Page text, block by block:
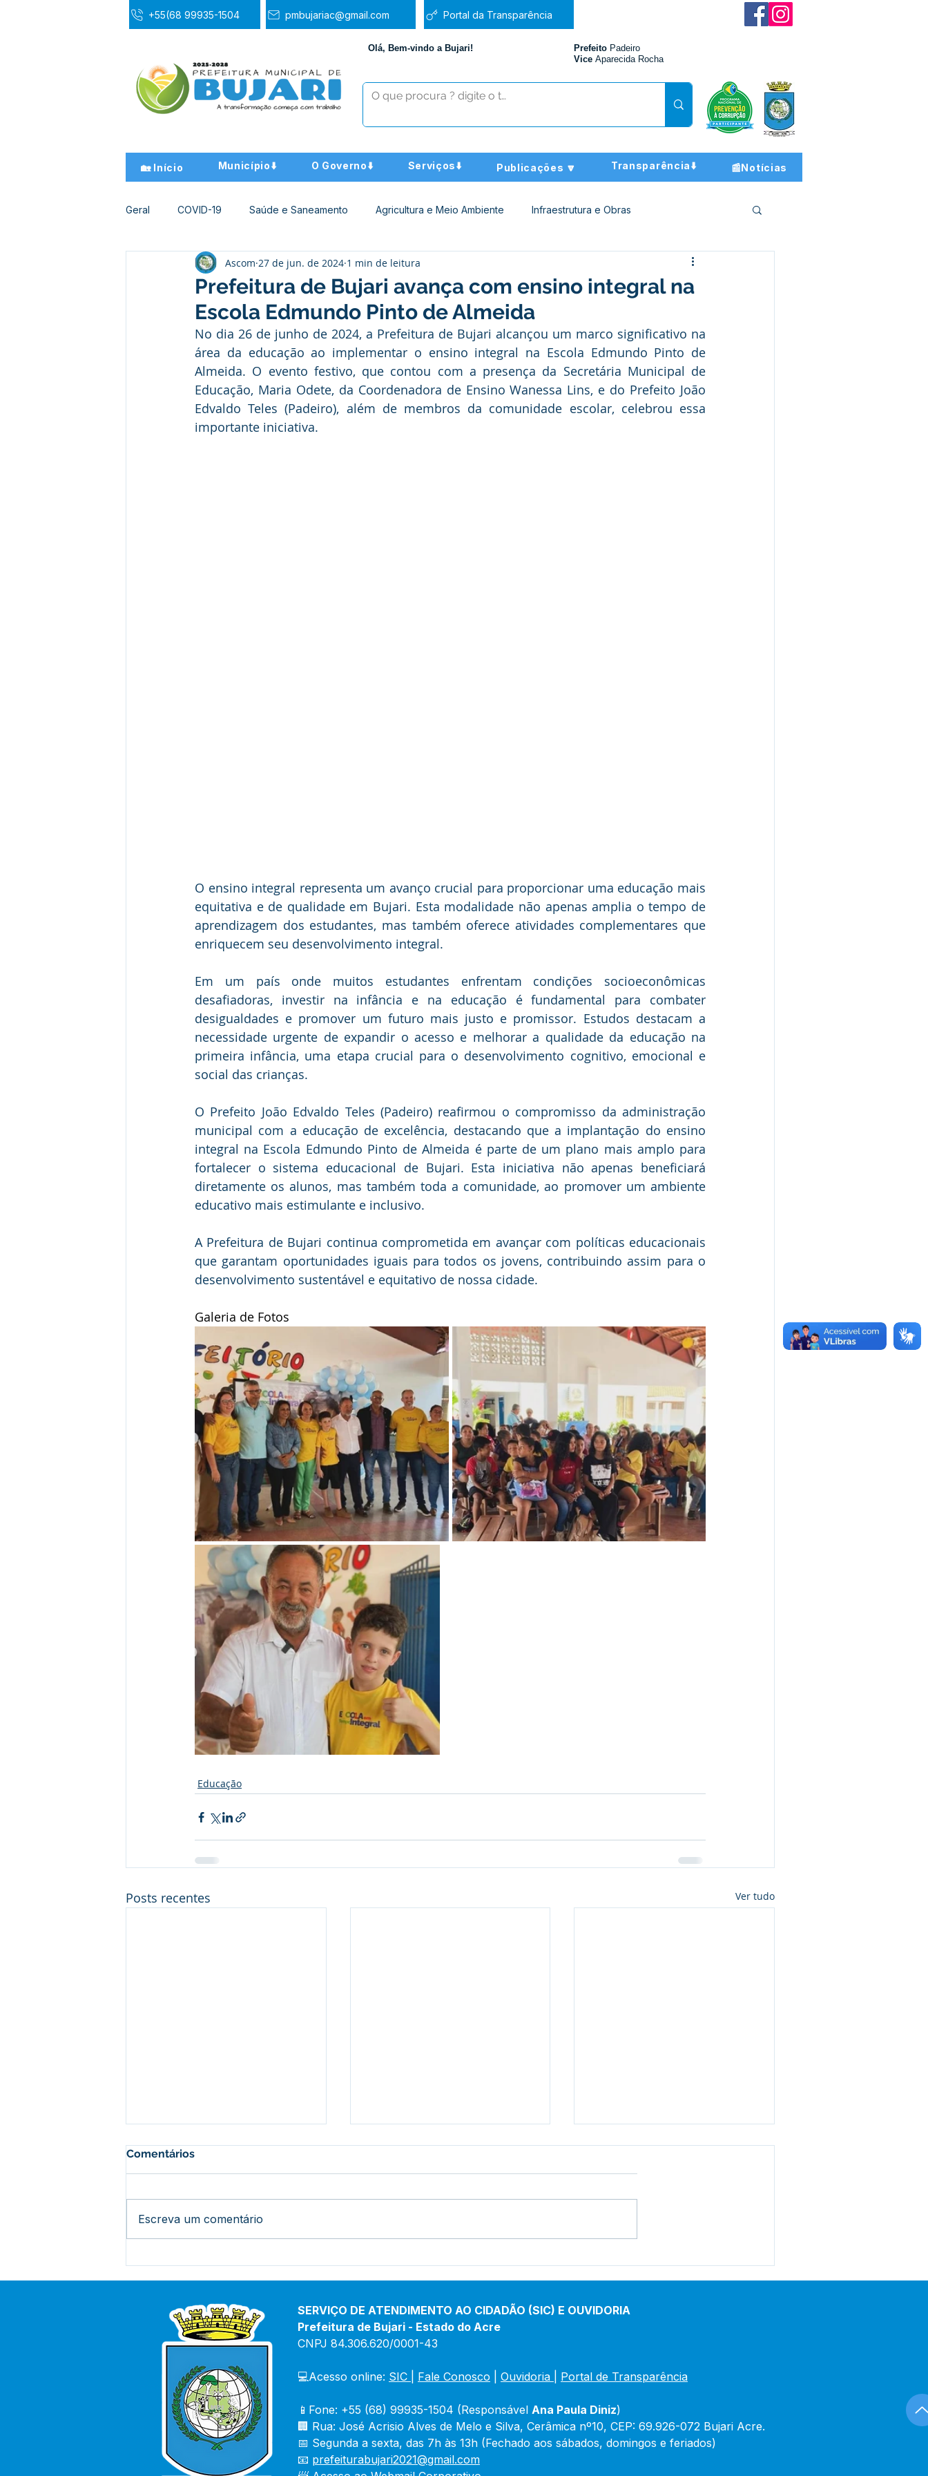
+55(68 99935-1504 pmbujariac@gmail.com Portal da Transparência
Olá, Bem-vindo a Bujari! Prefeito Padeiro
Vice Aparecida Rocha
🏡 Início Município⬇️ O Governo⬇️ Serviços⬇️ Publicações 🔽 Transparência⬇️ 📰Notícias
Geral COVID-19 Saúde e Saneamento Agricultura e Meio Ambiente Infraestrutura e Obras
Desporto Cultura e Lazer Educação Assistência Social
Institucional e Governo Campanhas Datas Comemorativas Vacinômetro
Convênios e Parcerias Comunicados e Avisos Emenda Parlamentar Comunidade Nota Pública
Licitações Alagação e Enchente
Prefeitura de Bujari avança com ensino integral na
Escola Edmundo Pinto de Almeida
Ascom 27 de jun. de 2024 1 min de leitura
No dia 26 de junho de 2024, a Prefeitura de Bujari alcançou um marco significativo na
área da educação ao implementar o ensino integral na Escola Edmundo Pinto de
Almeida. O evento festivo, que contou com a presença da Secretária Municipal de
Educação, Maria Odete, da Coordenadora de Ensino Wanessa Lins, e do Prefeito João
Edvaldo Teles (Padeiro), além de membros da comunidade escolar, celebrou essa
importante iniciativa.
O ensino integral representa um avanço crucial para proporcionar uma educação mais
equitativa e de qualidade em Bujari. Esta modalidade não apenas amplia o tempo de
aprendizagem dos estudantes, mas também oferece atividades complementares que
enriquecem seu desenvolvimento integral.
Em um país onde muitos estudantes enfrentam condições socioeconômicas
desafiadoras, investir na infância e na educação é fundamental para combater
desigualdades e promover um futuro mais justo e promissor. Estudos destacam a
necessidade urgente de expandir o acesso e melhorar a qualidade da educação na
primeira infância, uma etapa crucial para o desenvolvimento cognitivo, emocional e
social das crianças.
O Prefeito João Edvaldo Teles (Padeiro) reafirmou o compromisso da administração
municipal com a educação de excelência, destacando que a implantação do ensino
integral na Escola Edmundo Pinto de Almeida é parte de um plano mais amplo para
fortalecer o sistema educacional de Bujari. Esta iniciativa não apenas beneficiará
diretamente os alunos, mas também toda a comunidade, ao promover um ambiente
educativo mais estimulante e inclusivo.
A Prefeitura de Bujari continua comprometida em avançar com políticas educacionais
que garantam oportunidades iguais para todos os jovens, contribuindo assim para o
desenvolvimento sustentável e equitativo de nossa cidade.
Galeria de Fotos
Educação
Posts recentes Ver tudo
Reforma na Escola Cosmo
Carneiro
fiscalizar qualidade da
alimentação
Comentários
Escreva um comentário
SERVIÇO DE ATENDIMENTO AO CIDADÃO (SIC) E OUVIDORIA
Prefeitura de Bujari - Estado do Acre
CNPJ 84.306.620/0001-43
💻Acesso online: SIC Fale Conosco Ouvidoria Portal de Transparência
📱Fone: +55 (68) 99935-1504 (Responsável Ana Paula Diniz)
🏢 Rua: José Acrisio Alves de Melo e Silva, Cerâmica nº10, CEP: 69.926-072 Bujari Acre.
📅 Segunda a sexta, das 7h às 13h (Fechado aos sábados, domingos e feriados)
📧 prefeiturabujari2021@gmail.com